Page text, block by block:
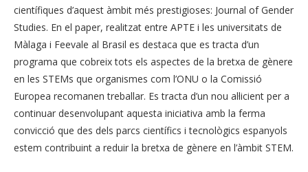
científiques d’aquest àmbit més prestigioses: Journal of Gender
Studies. En el paper, realitzat entre APTE i les universitats de
Màlaga i Feevale al Brasil es destaca que es tracta d’un
programa que cobreix tots els aspectes de la bretxa de gènere
en les STEMs que organismes com l’ONU o la Comissió
Europea recomanen treballar. Es tracta d’un nou al·licient per a
continuar desenvolupant aquesta iniciativa amb la ferma
convicció que des dels parcs científics i tecnològics espanyols
estem contribuint a reduir la bretxa de gènere en l’àmbit STEM.